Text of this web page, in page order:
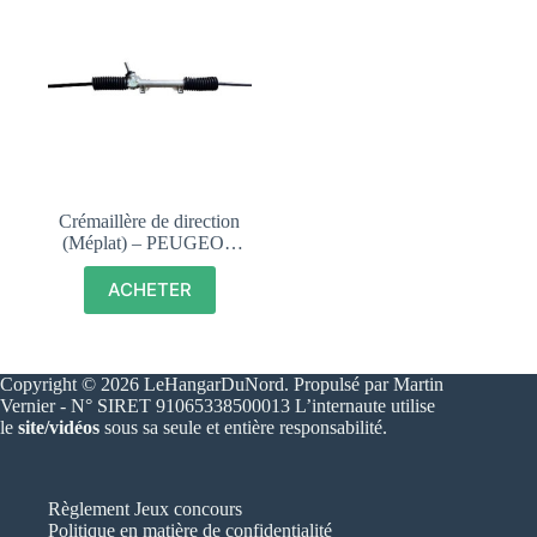
Crémaillère de direction
(Méplat) – PEUGEOT
205 – 400042
ACHETER
Copyright © 2026 LeHangarDuNord. Propulsé par Martin
Vernier - N° SIRET 91065338500013 L’internaute utilise
le site/vidéos sous sa seule et entière responsabilité.
Règlement Jeux concours
Politique en matière de confidentialité